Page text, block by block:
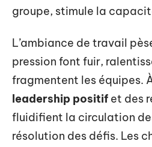
groupe, stimule la
L’ambiance de travail
pression font fuir,
fragmentent les équipes.
leadership positif et des
fluidifient la circulation
résolution des défis. Les